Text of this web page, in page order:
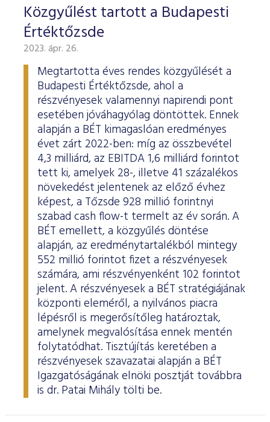
Közgyűlést tartott a Budapesti
Értéktőzsde
2023. ápr. 26.
Megtartotta éves rendes közgyűlését a
Budapesti Értéktőzsde, ahol a
részvényesek valamennyi napirendi pont
esetében jóváhagyólag döntöttek. Ennek
alapján a BÉT kimagaslóan eredményes
évet zárt 2022-ben: míg az összbevétel
4,3 milliárd, az EBITDA 1,6 milliárd forintot
tett ki, amelyek 28-, illetve 41 százalékos
növekedést jelentenek az előző évhez
képest, a Tőzsde 928 millió forintnyi
szabad cash flow-t termelt az év során. A
BÉT emellett, a közgyűlés döntése
alapján, az eredménytartalékból mintegy
552 millió forintot fizet a részvényesek
számára, ami részvényenként 102 forintot
jelent. A részvényesek a BÉT stratégiájának
központi eleméről, a nyilvános piacra
lépésről is megerősítőleg határoztak,
amelynek megvalósítása ennek mentén
folytatódhat. Tisztújítás keretében a
részvényesek szavazatai alapján a BÉT
Igazgatóságának elnöki posztját továbbra
is dr. Patai Mihály tölti be.